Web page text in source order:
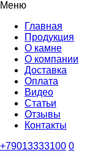
Меню
Главная
Продукция
О камне
О компании
Доставка
Оплата
Видео
Статьи
Отзывы
Контакты
+79013333100 0